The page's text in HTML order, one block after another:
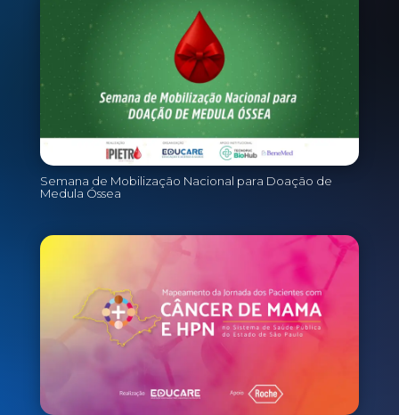
Semana de Mobilização Nacional para Doação de
Medula Óssea